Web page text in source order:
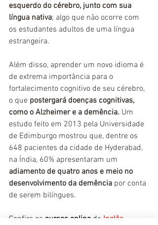
esquerdo do cérebro, junto com sua
língua nativa; algo que não ocorre com
os estudantes adultos de uma língua
estrangeira.
Além disso, aprender um novo idioma é
de extrema importância para o
fortalecimento cognitivo de seu cérebro,
o que postergará doenças cognitivas,
como o Alzheimer e a demência. Um
estudo feito em 2013 pela Universidade
de Edimburgo mostrou que, dentre os
648 pacientes da cidade de Hyderabad,
na Índia, 60% apresentaram um
adiamento de quatro anos e meio no
desenvolvimento da demência por conta
de serem bilíngues.
Confira os cursos online de Inglês